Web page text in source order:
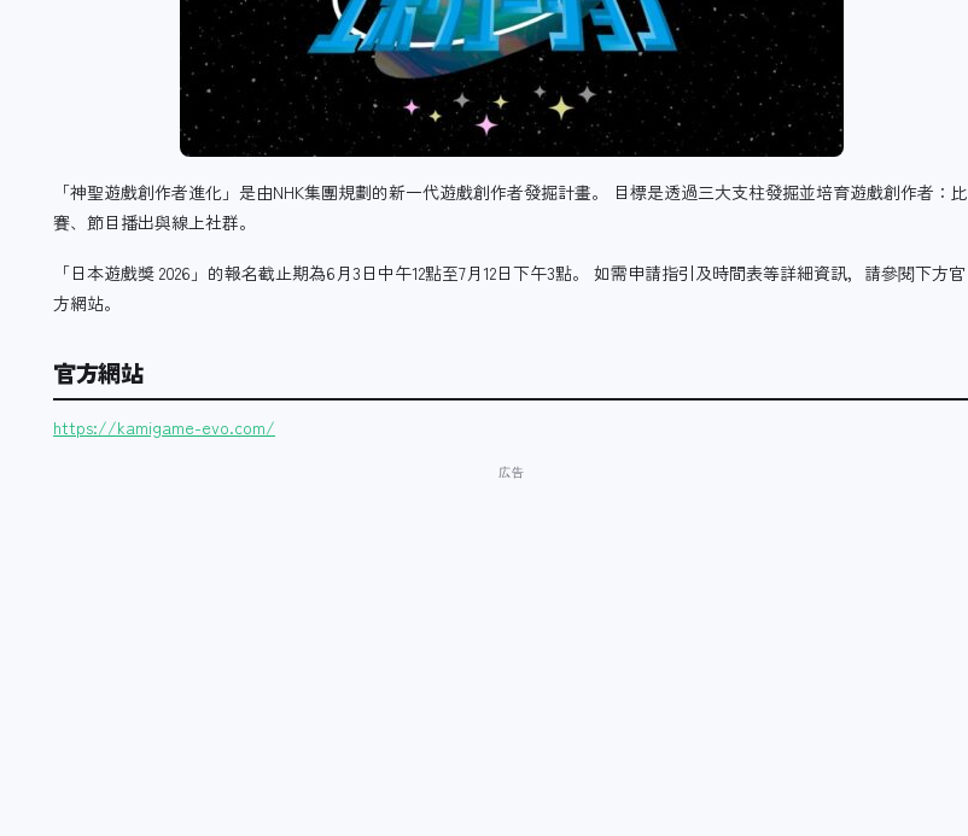
「神聖遊戲創作者進化」是由NHK集團規劃的新一代遊戲創作者發掘計畫。 目標是透過三大支柱發掘並培育遊戲創作者：比
賽、節目播出與線上社群。
「日本遊戲獎 2026」的報名截止期為6月3日中午12點至7月12日下午3點。 如需申請指引及時間表等詳細資訊，請參閱下方官
方網站。
官方網站
https://kamigame-evo.com/